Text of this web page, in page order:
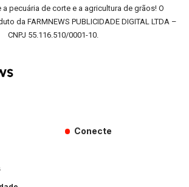
pecuária de corte e a agricultura de grãos! O
da FARMNEWS PUBLICIDADE DIGITAL LTDA –
CNPJ 55.116.510/0001-10.
Conecte